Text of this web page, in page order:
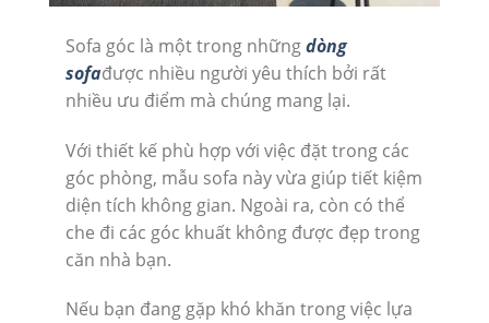
Sofa góc là một trong nhữngdòng
sofađược nhiều người yêu thích bởi rất
nhiều ưu điểm mà chúng mang lại.
Với thiết kế phù hợp với việc đặt trong các
góc phòng, mẫu sofa này vừa giúp tiết kiệm
diện tích không gian. Ngoài ra, còn có thể
che đi các góc khuất không được đẹp trong
căn nhà bạn.
Nếu bạn đang gặp khó khăn trong việc lựa